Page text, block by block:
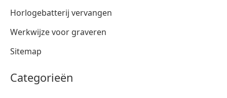
Horlogebatterij vervangen
Werkwijze voor graveren
Sitemap
Categorieën